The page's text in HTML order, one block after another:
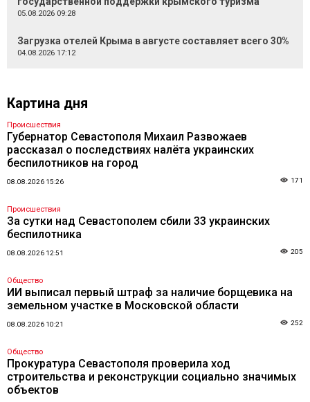
05.08.2026 09:28
Загрузка отелей Крыма в августе составляет всего 30%
04.08.2026 17:12
Картина дня
Происшествия
Губернатор Севастополя Михаил Развожаев
рассказал о последствиях налёта украинских
беспилотников на город
08.08.2026 15:26 171
Происшествия
За сутки над Севастополем сбили 33 украинских
беспилотника
08.08.2026 12:51 205
Общество
ИИ выписал первый штраф за наличие борщевика на
земельном участке в Московской области
08.08.2026 10:21 252
Общество
Прокуратура Севастополя проверила ход
строительства и реконструкции социально значимых
объектов